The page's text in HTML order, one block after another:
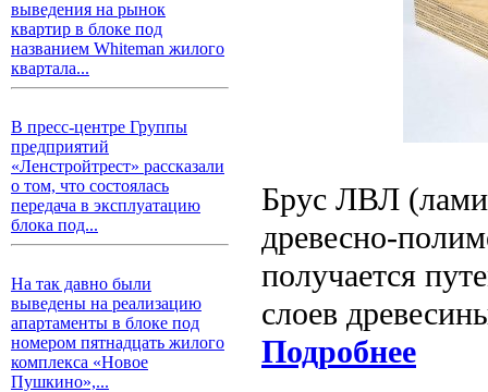
выведения на рынок
квартир в блоке под
названием Whiteman жилого
квартала...
В пресс-центре Группы
предприятий
«Ленстройтрест» рассказали
о том, что состоялась
передача в эксплуатацию
блока под...
На так давно были
выведены на реализацию
апартаменты в блоке под
номером пятнадцать жилого
комплекса «Новое
Пушкино»,...
Брус ЛВЛ
древесно-
получается
слоев
Подробнее